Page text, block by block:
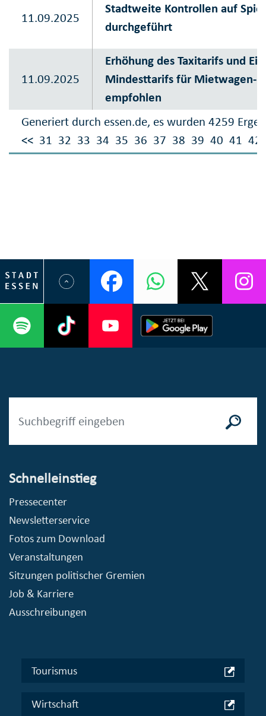
Generiert durch essen.de, es wurden 4259
<< 31 32 33 34 35 36 37 38 39 40 41 42
11.09.2025
Stadtweite Kontrollen auf
durchgeführt
11.09.2025
Erhöhung des Taxitarifs und
Mindesttarifs für Mietwagen-
empfohlen
Schnelleinstieg
Pressecenter
Newsletterservice
Fotos zum Download
Veranstaltungen
Sitzungen politischer Gremien
Job & Karriere
Ausschreibungen
Tourismus
Wirtschaft